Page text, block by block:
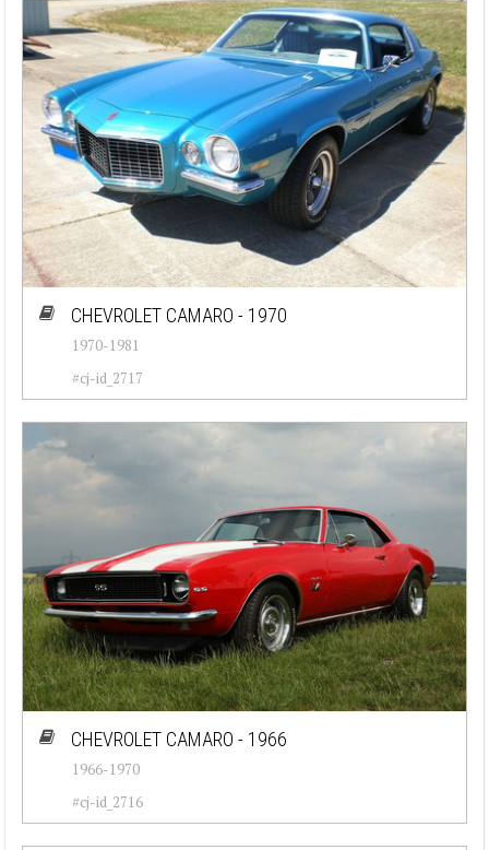
CHEVROLET CAMARO - 1970
1970-1981
#cj-id_2717
CHEVROLET CAMARO - 1966
1966-1970
#cj-id_2716